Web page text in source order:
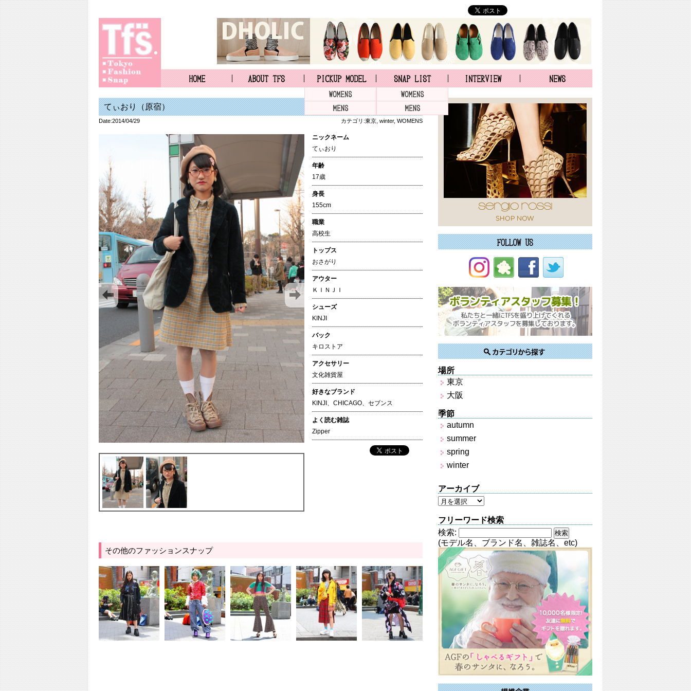
てぃおり（原宿）
Date:2014/04/29 カテゴリ:東京 winter, WOMENS
ニックネーム
てぃおり
年齢
17歳
身長
155cm
職業
高校生
トップス
おさがり
アウター
ＫＩＮＪＩ
シューズ
KINJI
バック
キロストア
アクセサリー
文化雑貨屋
好きなブランド
KINJI、CHICAGO、セブンス
よく読む雑誌
Zipper
その他のファッションスナップ
場所
東京
大阪
季節
autumn
summer
spring
winter
アーカイブ
フリーワード検索
検索:
(モデル名、ブランド名、雑誌名、etc)